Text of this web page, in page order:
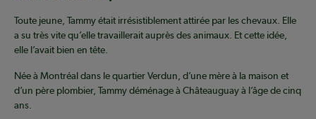
Toute jeune, Tammy était irrésistiblement attirée par les chevaux. Elle
a su très vite qu’elle travaillerait auprès des animaux. Et cette idée,
elle l’avait bien en tête.
Née à Montréal dans le quartier Verdun, d’une mère à la maison et
d’un père plombier, Tammy déménage à Châteauguay à l’âge de cinq
ans.